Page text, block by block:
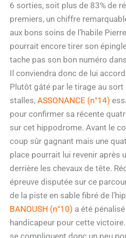
6 sorties, soit plus de 83% de
premiers, un chiffre
aux bons soins de l’habile
pourrait encore tirer son
tache pas son bon numéro
Il conviendra donc de lui
Plutôt gâté par le tirage au
stalles, ASSONANCE (n°14)
pour confirmer sa récente
sur cet hippodrome. Avant le
coup sûr gagnant mais une
place pourrait lui revenir après
derrière les chevaux de tête.
épreuve disputée sur ce
de la piste en sable fibré de
BANOUSH (n°10) a été
handicapeur pour cette